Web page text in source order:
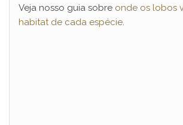
Veja nosso guia sobre onde os lobos
habitat de cada espécie.